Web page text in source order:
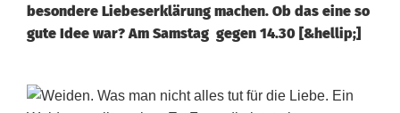
besondere Liebeserklärung machen. Ob das eine so
gute Idee war? Am Samstag gegen 14.30 [&hellip;]